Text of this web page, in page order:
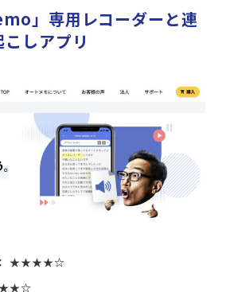
」専用レコーダーと連
しアプリ
： ★★★★☆